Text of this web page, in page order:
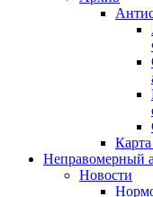
Неправомерный
Новости